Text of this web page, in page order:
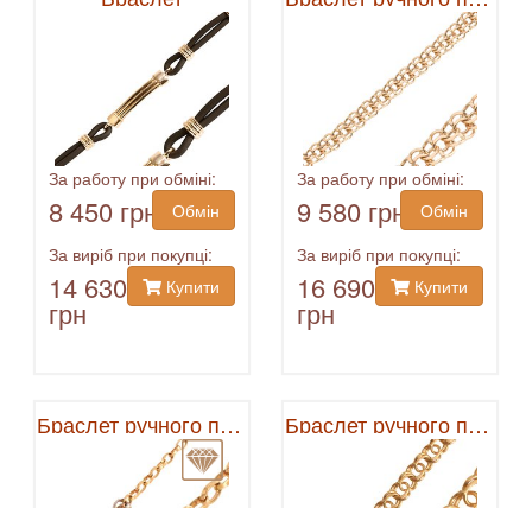
За работу при обміні:
8 450 грн
Обмін
За виріб при покупці:
14 630
грн
Купити
За работу при обміні:
9 580 грн
Обмін
За виріб при покупці:
16 690
грн
Купити
Браслет ручного плетения Браслет ручного плетения